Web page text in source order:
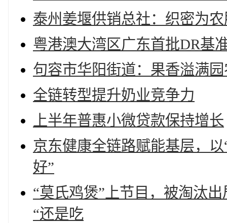
泰州姜堰供销总社：织密为
粤港澳大湾区广东首批DR基
句容市华阳街道：果香溢满
全链转型提升奶业竞争力
上半年普惠小微贷款保持增长
京东健康全链路赋能基层，
好”
“莫氏鸡煲”上节目，被淘汰
“还是吃